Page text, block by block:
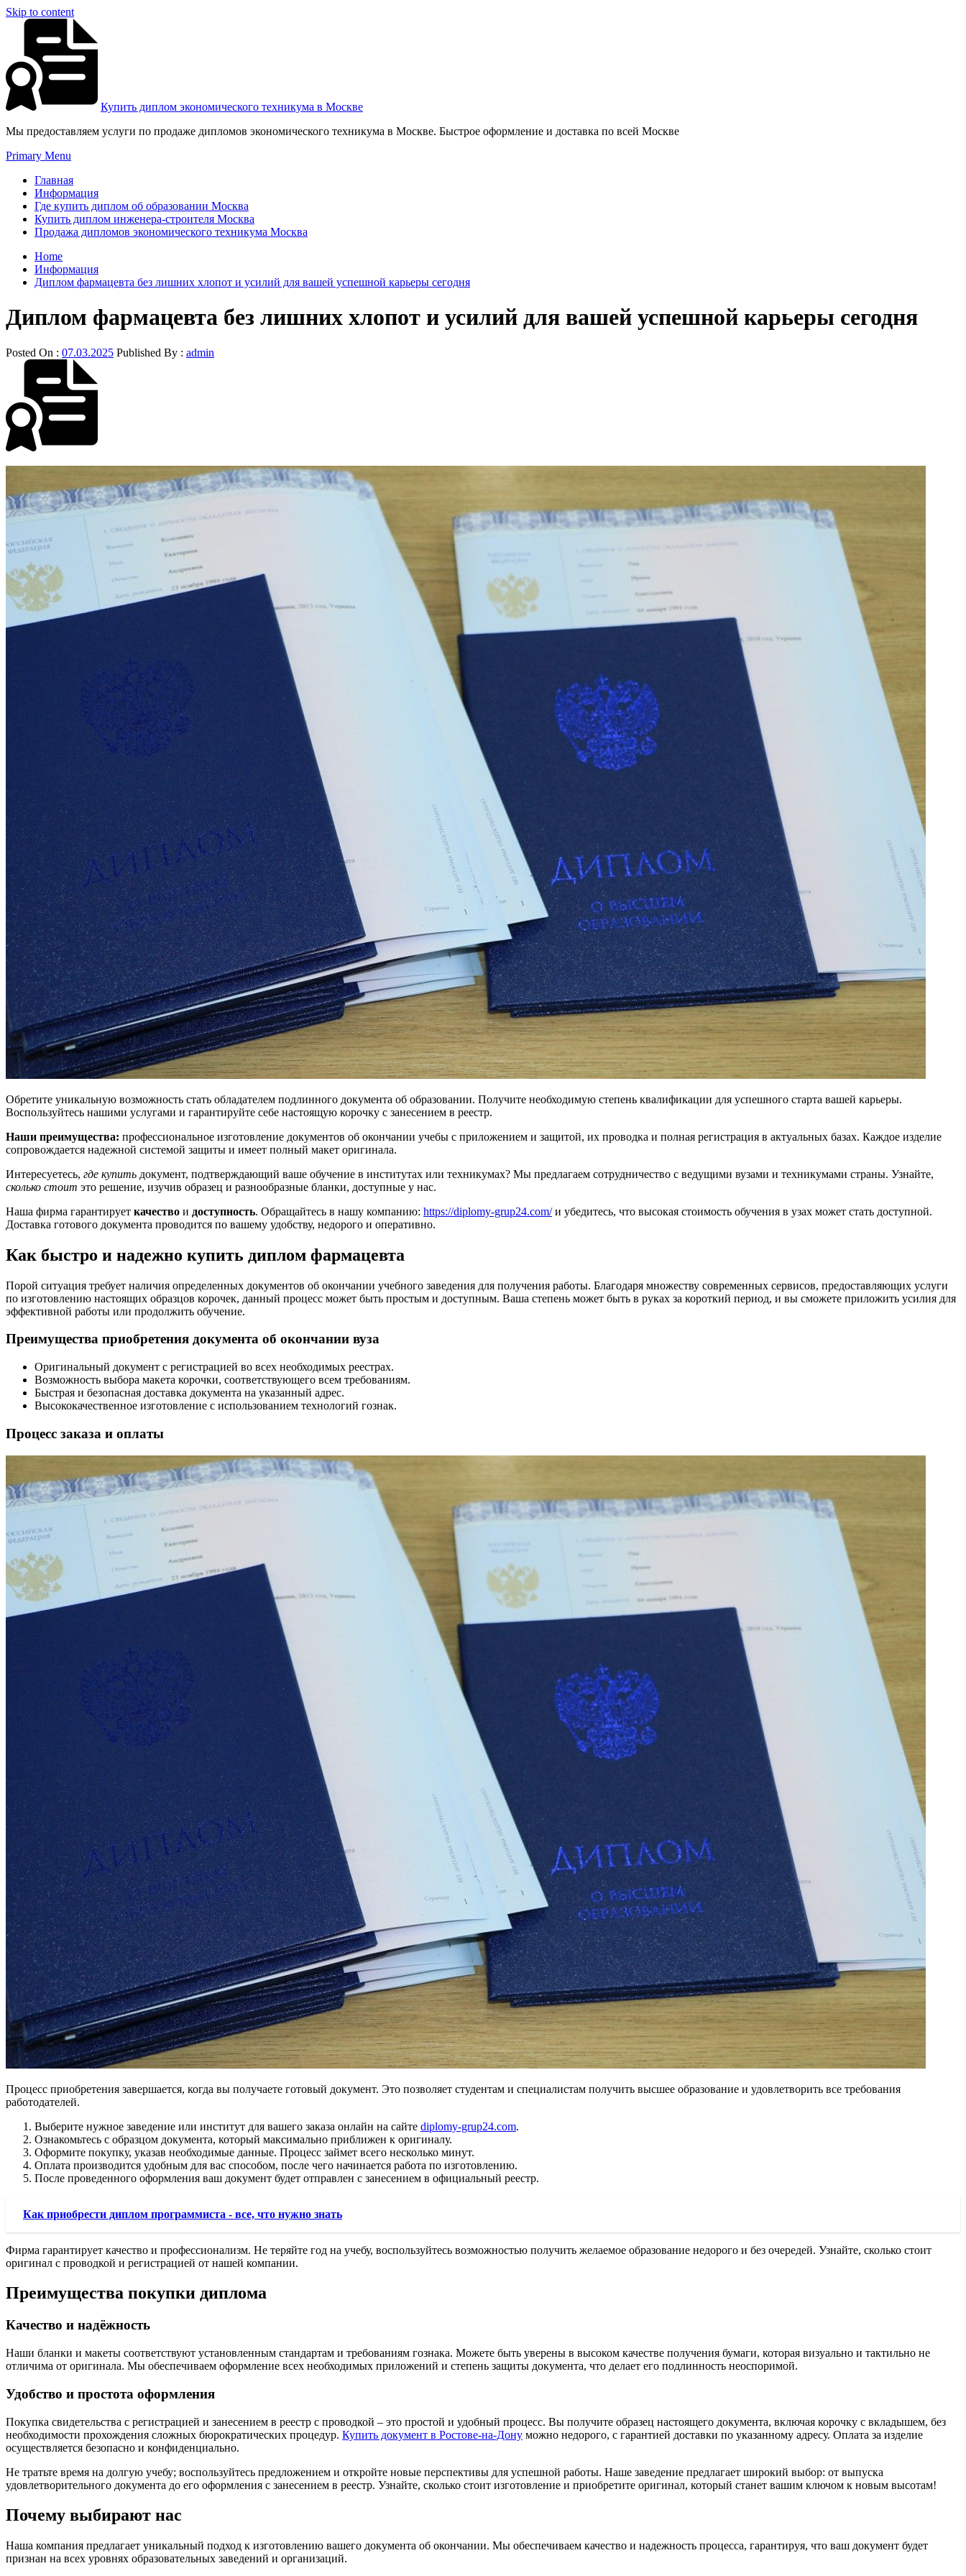
Skip to content
Купить диплом экономического техникума в Москве
Мы предоставляем услуги по продаже дипломов экономического техникума в Москве. Быстрое оформление и доставка по всей Москве
Primary Menu
Главная
Информация
Где купить диплом об образовании Москва
Купить диплом инженера-строителя Москва
Продажа дипломов экономического техникума Москва
Home
Информация
Диплом фармацевта без лишних хлопот и усилий для вашей успешной карьеры сегодня
Диплом фармацевта без лишних хлопот и усилий для вашей успешной карьеры сегодня
Posted On : 07.03.2025 Published By : admin
Обретите уникальную возможность стать обладателем подлинного документа об образовании. Получите необходимую степень квалификации для успешного старта вашей карьеры.
Воспользуйтесь нашими услугами и гарантируйте себе настоящую корочку с занесением в реестр.
Наши преимущества: профессиональное изготовление документов об окончании учебы с приложением и защитой, их проводка и полная регистрация в актуальных базах. Каждое изделие
сопровождается надежной системой защиты и имеет полный макет оригинала.
Интересуетесь, где купить документ, подтверждающий ваше обучение в институтах или техникумах? Мы предлагаем сотрудничество с ведущими вузами и техникумами страны. Узнайте,
сколько стоит это решение, изучив образец и разнообразные бланки, доступные у нас.
Наша фирма гарантирует качество и доступность. Обращайтесь в нашу компанию: https://diplomy-grup24.com/и убедитесь, что высокая стоимость обучения в узах может стать доступной.
Доставка готового документа проводится по вашему удобству, недорого и оперативно.
Как быстро и надежно купить диплом фармацевта
Порой ситуация требует наличия определенных документов об окончании учебного заведения для получения работы. Благодаря множеству современных сервисов, предоставляющих услуги
по изготовлению настоящих образцов корочек, данный процесс может быть простым и доступным. Ваша степень может быть в руках за короткий период, и вы сможете приложить усилия для
эффективной работы или продолжить обучение.
Преимущества приобретения документа об окончании вуза
Оригинальный документ с регистрацией во всех необходимых реестрах.
Возможность выбора макета корочки, соответствующего всем требованиям.
Быстрая и безопасная доставка документа на указанный адрес.
Высококачественное изготовление с использованием технологий гознак.
Процесс заказа и оплаты
Процесс приобретения завершается, когда вы получаете готовый документ. Это позволяет студентам и специалистам получить высшее образование и удовлетворить все требования
работодателей.
Выберите нужное заведение или институт для вашего заказа онлайн на сайте diplomy-grup24.com.
Ознакомьтесь с образцом документа, который максимально приближен к оригиналу.
Оформите покупку, указав необходимые данные. Процесс займет всего несколько минут.
Оплата производится удобным для вас способом, после чего начинается работа по изготовлению.
После проведенного оформления ваш документ будет отправлен с занесением в официальный реестр.
Как приобрести диплом программиста - все, что нужно знать
Фирма гарантирует качество и профессионализм. Не теряйте год на учебу, воспользуйтесь возможностью получить желаемое образование недорого и без очередей. Узнайте, сколько стоит
оригинал с проводкой и регистрацией от нашей компании.
Преимущества покупки диплома
Качество и надёжность
Наши бланки и макеты соответствуют установленным стандартам и требованиям гознака. Можете быть уверены в высоком качестве получения бумаги, которая визуально и тактильно не
отличима от оригинала. Мы обеспечиваем оформление всех необходимых приложений и степень защиты документа, что делает его подлинность неоспоримой.
Удобство и простота оформления
Покупка свидетельства с регистрацией и занесением в реестр с проводкой – это простой и удобный процесс. Вы получите образец настоящего документа, включая корочку с вкладышем, без
необходимости прохождения сложных бюрократических процедур. Купить документ в Ростове-на-Дону можно недорого, с гарантией доставки по указанному адресу. Оплата за изделие
осуществляется безопасно и конфиденциально.
Не тратьте время на долгую учебу; воспользуйтесь предложением и откройте новые перспективы для успешной работы. Наше заведение предлагает широкий выбор: от выпуска
удовлетворительного документа до его оформления с занесением в реестр. Узнайте, сколько стоит изготовление и приобретите оригинал, который станет вашим ключом к новым высотам!
Почему выбирают нас
Наша компания предлагает уникальный подход к изготовлению вашего документа об окончании. Мы обеспечиваем качество и надежность процесса, гарантируя, что ваш документ будет
признан на всех уровнях образовательных заведений и организаций.